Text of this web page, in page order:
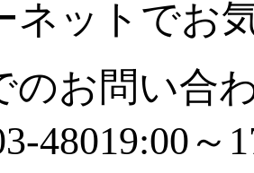
ネットでお
のお問い合
48019:00～